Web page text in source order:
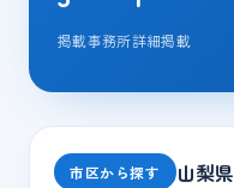
掲載事務所詳細掲載
市区から探す 山梨県